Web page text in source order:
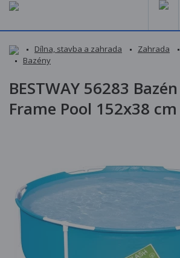
Dílna, stavba a zahrada Zahrada
Bazény
BESTWAY 56283
Frame Pool 152x38 cm